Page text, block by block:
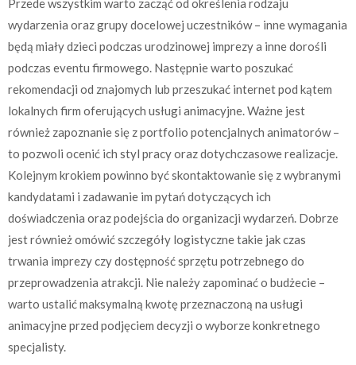
Przede wszystkim warto zacząć od określenia rodzaju
wydarzenia oraz grupy docelowej uczestników – inne wymagania
będą miały dzieci podczas urodzinowej imprezy a inne dorośli
podczas eventu firmowego. Następnie warto poszukać
rekomendacji od znajomych lub przeszukać internet pod kątem
lokalnych firm oferujących usługi animacyjne. Ważne jest
również zapoznanie się z portfolio potencjalnych animatorów –
to pozwoli ocenić ich styl pracy oraz dotychczasowe realizacje.
Kolejnym krokiem powinno być skontaktowanie się z wybranymi
kandydatami i zadawanie im pytań dotyczących ich
doświadczenia oraz podejścia do organizacji wydarzeń. Dobrze
jest również omówić szczegóły logistyczne takie jak czas
trwania imprezy czy dostępność sprzętu potrzebnego do
przeprowadzenia atrakcji. Nie należy zapominać o budżecie –
warto ustalić maksymalną kwotę przeznaczoną na usługi
animacyjne przed podjęciem decyzji o wyborze konkretnego
specjalisty.